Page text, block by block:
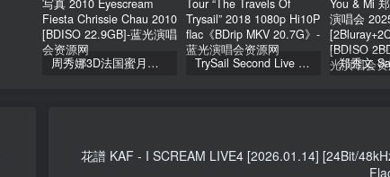
周秀娜3D法国蜜月之旅写真 2010 Eyescream Fiesta Chrissie Chau 2010 [BDISO 22.9GB] TrySail Second Live Tour “The Travels Of Trysail” 2018 1080p Hi10P flac《BDrip MKV 20.7G》
花譜 KAF - I SCREAM LIVE4 [2026.01.14] [24Bit/